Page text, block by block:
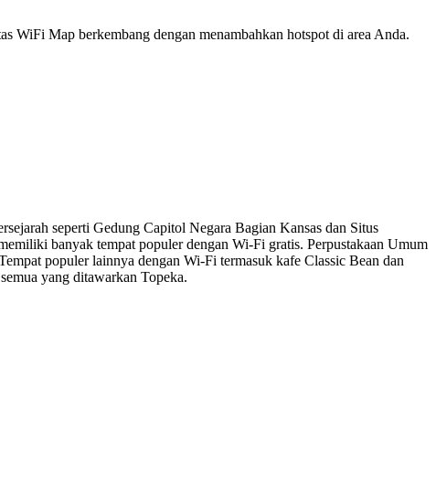
WiFi Map berkembang dengan menambahkan hotspot di area Anda.
seperti Gedung Capitol Negara Bagian Kansas dan Situs
banyak tempat populer dengan Wi-Fi gratis. Perpustakaan Umum
populer lainnya dengan Wi-Fi termasuk kafe Classic Bean dan
yang ditawarkan Topeka.